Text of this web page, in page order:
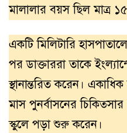
মালালার বয়স ছিল মাত্র
একটি মিলিটারি
পর ডাক্তাররা তাকে
স্থানান্তরিত করেন।
মাস পুনর্বাসনের চিকিত্সার
স্কুলে পড়া শুরু করেন।